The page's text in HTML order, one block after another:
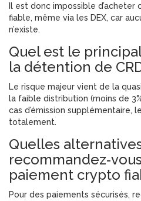
Il est donc impossible
fiable, même via les DEX, car
n’existe.
Quel est le
la détention de
Le risque majeur vient de la
la faible distribution (moins de
cas d’émission supplémentaire,
totalement.
Quelles
paiement crypto
Pour des paiements sécurisés,